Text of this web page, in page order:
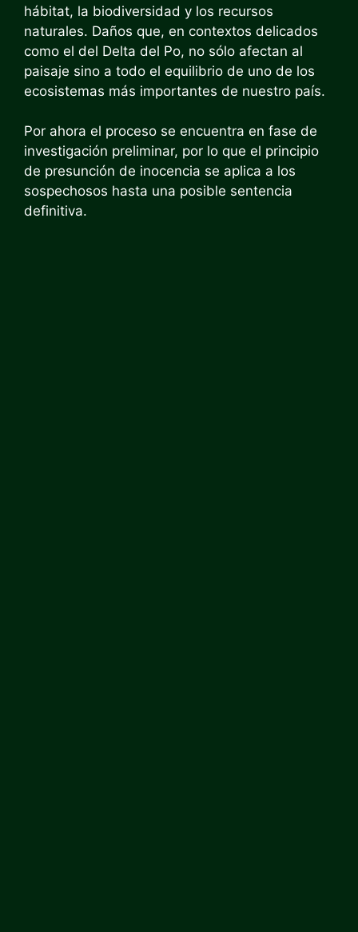
hábitat, la biodiversidad y los recursos
naturales. Daños que, en contextos delicados
como el del Delta del Po, no sólo afectan al
paisaje sino a todo el equilibrio de uno de los
ecosistemas más importantes de nuestro país.
Por ahora el proceso se encuentra en fase de
investigación preliminar, por lo que el principio
de presunción de inocencia se aplica a los
sospechosos hasta una posible sentencia
definitiva.